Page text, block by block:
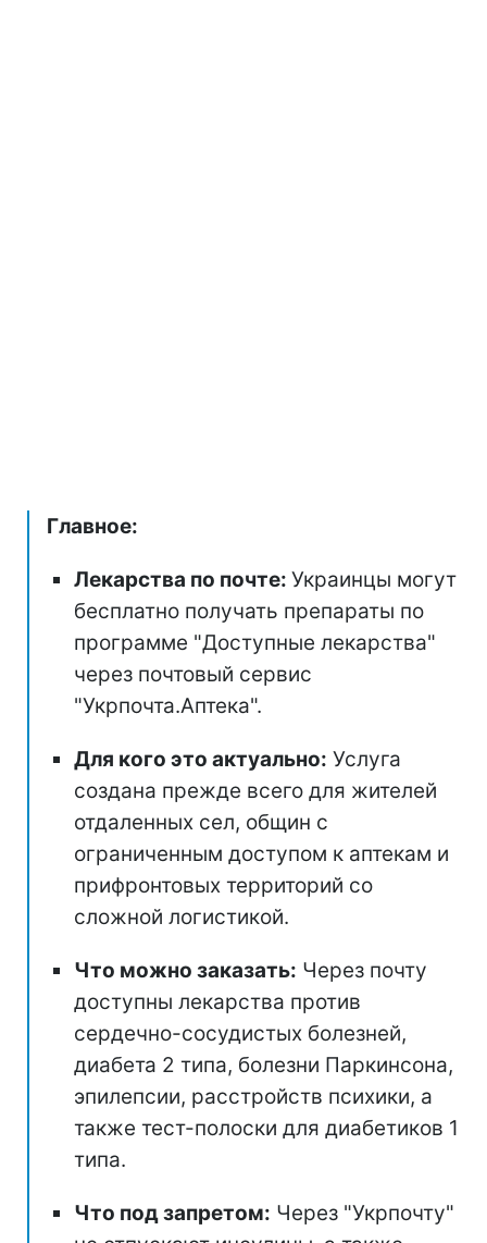
Главное:
Лекарства по почте: Украинцы могут
бесплатно получать препараты по
программе "Доступные лекарства"
через почтовый сервис
"Укрпочта.Аптека".
Для кого это актуально: Услуга
создана прежде всего для жителей
отдаленных сел, общин с
ограниченным доступом к аптекам и
прифронтовых территорий со
сложной логистикой.
Что можно заказать: Через почту
доступны лекарства против
сердечно-сосудистых болезней,
диабета 2 типа, болезни Паркинсона,
эпилепсии, расстройств психики, а
также тест-полоски для диабетиков 1
типа.
Что под запретом: Через "Укрпочту"